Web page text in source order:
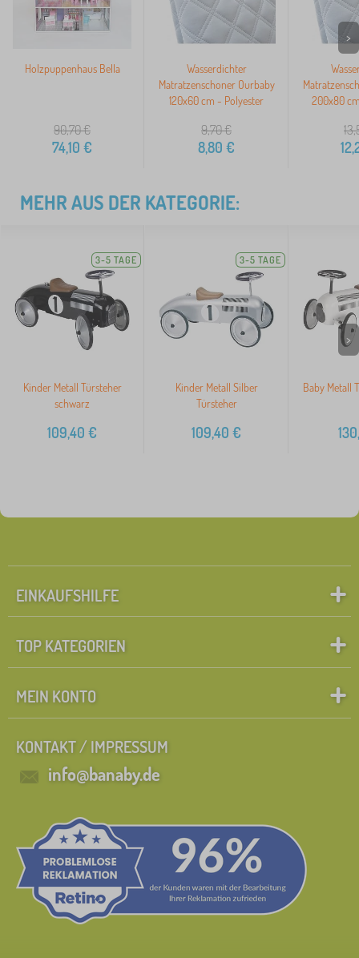
Holzpuppenhaus Bella
90,70€
74,10 €
Wasserdichter
Matratzenschoner Ourbaby
120x60 cm - Polyester
9,70€
8,80 €
200x80
>
MEHR AUS DER KATEGORIE:
3-5 TAGE
Kinder Metall Türsteher
schwarz
109,40 €
3-5 TAGE
Kinder Metall Silber
Türsteher
109,40 €
Baby Metall
>
EINKAUFSHILFE
TOP KATEGORIEN
MEIN KONTO
KONTAKT / IMPRESSUM
info@banaby.de